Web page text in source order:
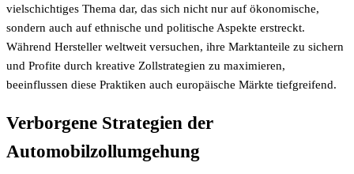
vielschichtiges Thema dar, das sich nicht nur auf ökonomische,
sondern auch auf ethnische und politische Aspekte erstreckt.
Während Hersteller weltweit versuchen, ihre Marktanteile zu sichern
und Profite durch kreative Zollstrategien zu maximieren,
beeinflussen diese Praktiken auch europäische Märkte tiefgreifend.
Verborgene Strategien der
Automobilzollumgehung